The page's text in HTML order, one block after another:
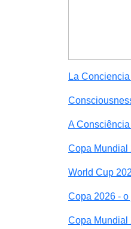
La
A Consciência
Copa Mundial
World Cup
Copa 2026 -
Copa Mundial